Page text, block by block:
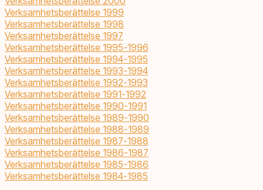
Verksamhetsberättelse 1999
Verksamhetsberättelse 1998
Verksamhetsberättelse 1997
Verksamhetsberättelse 1995-1996
Verksamhetsberättelse 1994-1995
Verksamhetsberättelse 1993-1994
Verksamhetsberättelse 1992-1993
Verksamhetsberättelse 1991-1992
Verksamhetsberättelse 1990-1991
Verksamhetsberättelse 1989-1990
Verksamhetsberättelse 1988-1989
Verksamhetsberättelse 1987-1988
Verksamhetsberättelse 1986-1987
Verksamhetsberättelse 1985-1986
Verksamhetsberättelse 1984-1985